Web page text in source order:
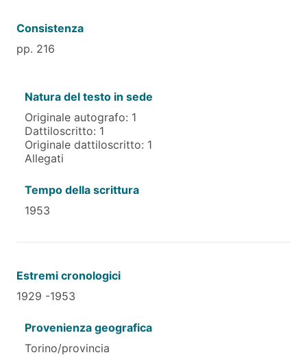
Consistenza
pp. 216
Natura del testo in sede
Originale autografo: 1
Dattiloscritto: 1
Originale dattiloscritto: 1
Allegati
Tempo della scrittura
1953
Estremi cronologici
1929 -1953
Provenienza geografica
Torino/provincia